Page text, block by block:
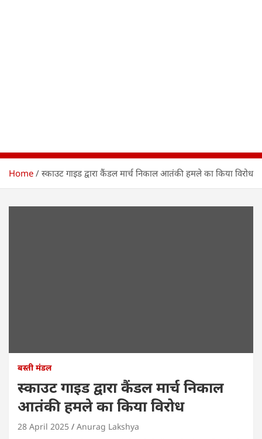
Home स्काउट गाइड द्वारा कैंडल मार्च निकाल आतंकी हमले का किया विरोध
बस्ती मंडल
स्काउट गाइड द्वारा कैंडल मार्च निकाल
आतंकी हमले का किया विरोध
28 April 2025 Anurag Lakshya